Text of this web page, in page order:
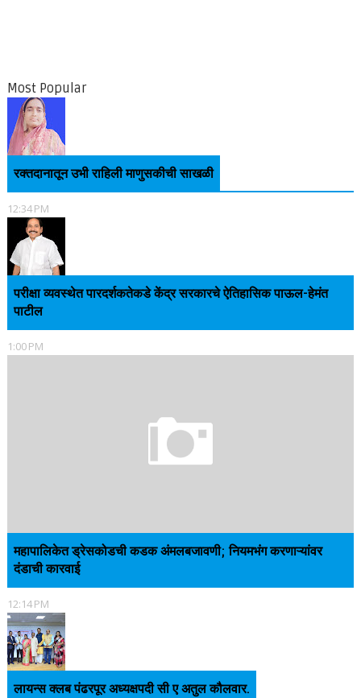
Most Popular
रक्तदानातून उभी राहिली माणुसकीची साखळी
12:34 PM
परीक्षा व्यवस्थेत पारदर्शकतेकडे केंद्र सरकारचे ऐतिहासिक पाऊल-हेमंत
पाटील
1:00 PM
महापालिकेत ड्रेसकोडची कडक अंमलबजावणी; नियमभंग करणाऱ्यांवर
दंडाची कारवाई
12:14 PM
लायन्स क्लब पंढरपूर अध्यक्षपदी सी ए अतुल कौलवार.